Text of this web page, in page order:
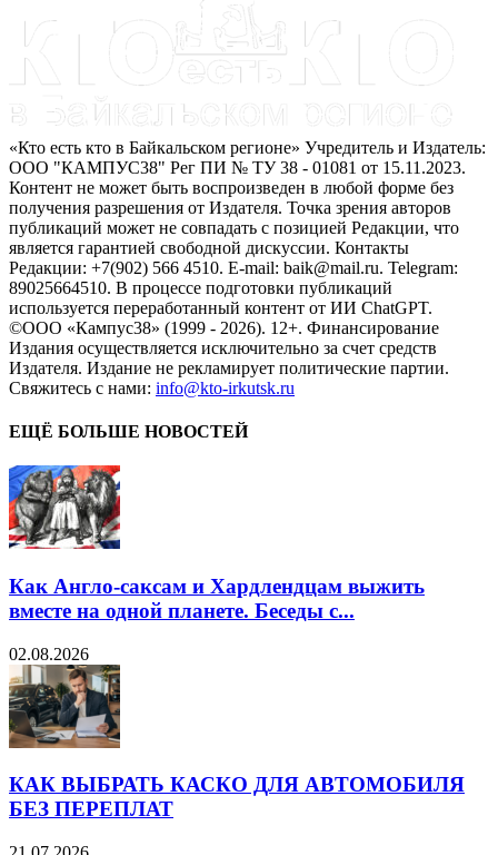
«Кто есть кто в Байкальском регионе» Учредитель и Издатель:
ООО "КАМПУС38" Рег ПИ № ТУ 38 - 01081 от 15.11.2023.
Контент не может быть воспроизведен в любой форме без
получения разрешения от Издателя. Точка зрения авторов
публикаций может не совпадать с позицией Редакции, что
является гарантией свободной дискуссии. Контакты
Редакции: +7(902) 566 4510. E-mail: baik@mail.ru. Telegram:
89025664510. В процессе подготовки публикаций
используется переработанный контент от ИИ ChatGPT.
©ООО «Кампус38» (1999 - 2026). 12+. Финансирование
Издания осуществляется исключительно за счет средств
Издателя. Издание не рекламирует политические партии.
Свяжитесь с нами: info@kto-irkutsk.ru
ЕЩЁ БОЛЬШЕ НОВОСТЕЙ
Как Англо-саксам и Хардлендцам выжить
вместе на одной планете. Беседы с...
02.08.2026
КАК ВЫБРАТЬ КАСКО ДЛЯ АВТОМОБИЛЯ
БЕЗ ПЕРЕПЛАТ